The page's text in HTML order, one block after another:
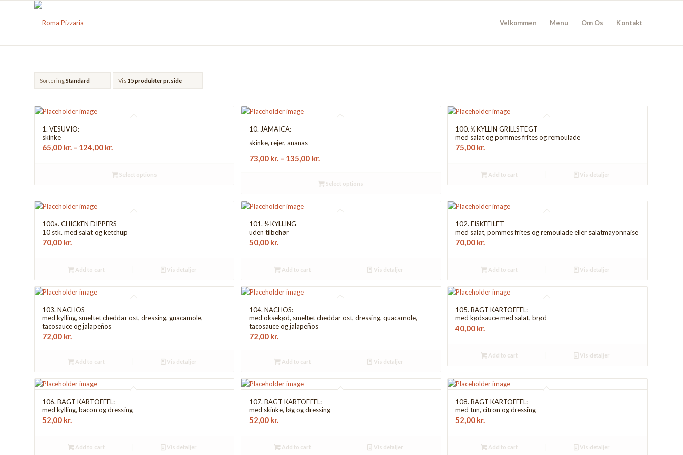
Velkommen Menu Om Os Kontakt
SorteringStandard Vis 15 produkter pr. side
1. VESUVIO:
skinke
65,00 kr. – 124,00 kr.
Select options
10. JAMAICA:
skinke, rejer, ananas
73,00 kr.– 135,00 kr.
Select options
100. ½ KYLLIN GRILLSTEGT
med salat og pommes frites og remoulade
75,00 kr.
Add to cart Vis detaljer
100a. CHICKEN DIPPERS
10 stk. med salat og ketchup
70,00 kr.
Add to cart Vis detaljer
101. ½ KYLLING
uden tilbehør
50,00 kr.
Add to cart Vis detaljer
102. FISKEFILET
med salat, pommes frites og remoulade eller salatmayonnaise
70,00 kr.
Add to cart Vis detaljer
103. NACHOS
med kylling, smeltet cheddar ost, dressing, guacamole,
tacosauce og jalapeños
72,00 kr.
Add to cart Vis detaljer
104. NACHOS:
med oksekød, smeltet cheddar ost, dressing, quacamole,
tacosauce og jalapeños
72,00 kr.
Add to cart Vis detaljer
105. BAGT KARTOFFEL:
med kødsauce med salat, brød
40,00 kr.
Add to cart Vis detaljer
106. BAGT KARTOFFEL:
med kylling, bacon og dressing
52,00 kr.
Add to cart Vis detaljer
107. BAGT KARTOFFEL:
med skinke, løg og dressing
52,00 kr.
Add to cart Vis detaljer
108. BAGT KARTOFFEL:
med tun, citron og dressing
52,00 kr.
Add to cart Vis detaljer